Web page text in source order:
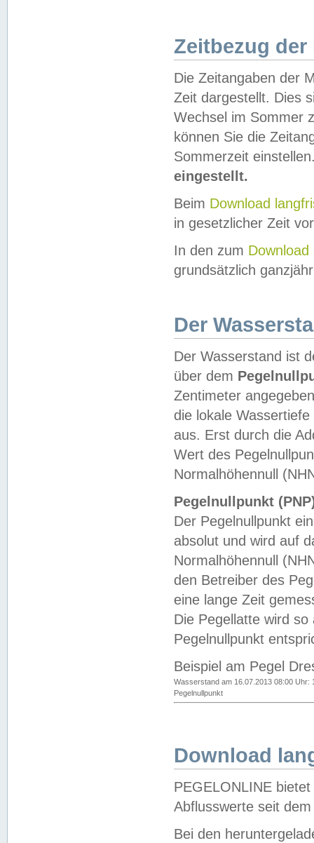
Zeitbezug der
Die Zeitangaben der
Zeit dargestellt. Dies
Wechsel im Sommer
können Sie die
Sommerzeit
eingestellt.
Beim Download
in gesetzlicher Zeit
In den zum Download
grundsätzlich
Der
Der Wasserstand ist
über dem
Zentimeter
die lokale
aus. Erst durch die
Wert des
Normalhöhennull
Pegelnullpunkt
Der Pegelnullpunkt
absolut und wird auf
Normalhöhennull
den Betreiber des
eine lange Zeit
Die Pegellatte wird
Pegelnullpunkt
Beispiel am Pegel
Wasserstand am 16.07.2013 08:00 Uhr:
Pegelnullpunkt
Download
PEGELONLINE
Abflusswerte seit
Bei den